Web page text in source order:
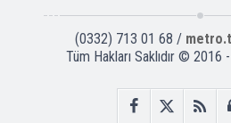
(0332) 713 01 68 /
Tüm Hakları Saklıdır ©